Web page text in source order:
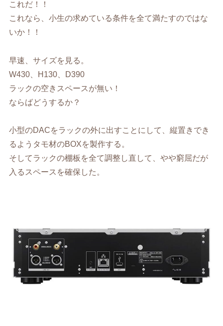
これだ！！
これなら、小生の求めている条件を全て満たすのではな
いか！！
早速、サイズを見る。
W430、H130、D390
ラックの空きスペースが無い！
ならばどうするか？
小型のDACをラックの外に出すことにして、縦置きでき
るようタモ材のBOXを製作する。
そしてラックの棚板を全て調整し直して、やや窮屈だが
入るスペースを確保した。